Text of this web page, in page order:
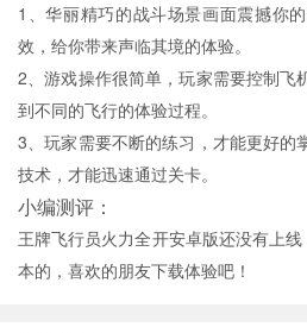
1、华丽精巧的战斗场景画面震撼你
效，给你带来声临其境的体验。
2、游戏操作很简单，玩家需要控制飞
到不同的飞行的体验过程。
3、玩家需要不断的练习，才能更好的
技术，才能迅速通过关卡。
小编测评：
王牌飞行员火力全开安卓版还没有上
本的，喜欢的朋友下载体验吧！